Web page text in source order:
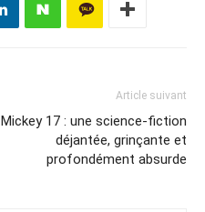
Article suivant
Mickey 17 : une science-fiction
déjantée, grinçante et
profondément absurde